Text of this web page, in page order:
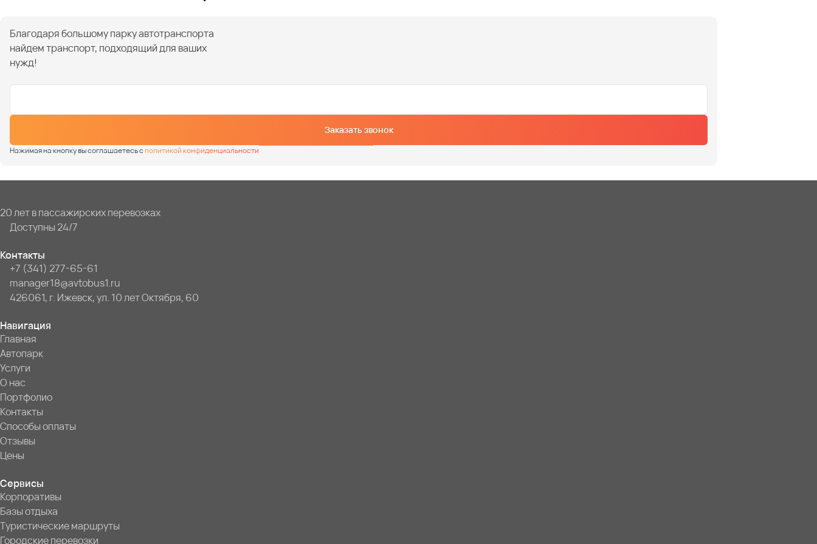
Благодаря большому парку автотранспорта
найдем транспорт, подходящий для ваших
нужд!
Заказать звонок
Нажимая на кнопку вы соглашаетесь сполитикой конфиденциальности
20 лет в пассажирских перевозках
Доступны 24/7
Контакты
+7 (341) 277-65-61
manager18@avtobus1.ru
426061, г. Ижевск, ул. 10 лет Октября, 60
Навигация
Главная
Автопарк
Услуги
О нас
Портфолио
Контакты
Способы оплаты
Отзывы
Цены
Сервисы
Корпоративы
Базы отдыха
Туристические маршруты
Городские перевозки